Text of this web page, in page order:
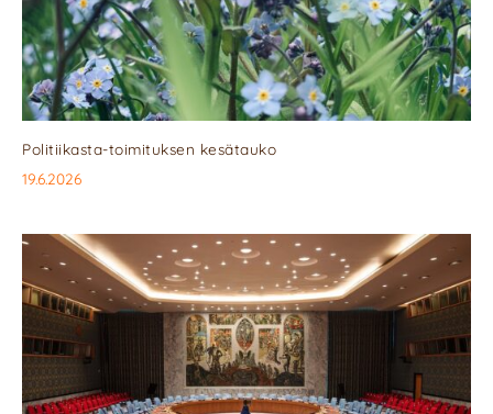
Politiikasta-toimituksen kesätauko
19.6.2026